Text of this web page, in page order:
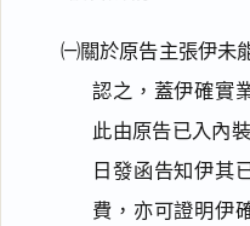
㈠關於原告主張伊未
認之，蓋伊確實
此由原告已入內
日發函告知伊其
費，亦可證明伊